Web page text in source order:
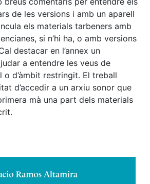
de les versions i amb un aparell
els materials tarbeners amb
si n’hi ha, o amb versions
destacar en l’annex un
a entendre les veus de
o d’àmbit restringit. El treball
d’accedir a un arxiu sonor que
mà una part dels materials